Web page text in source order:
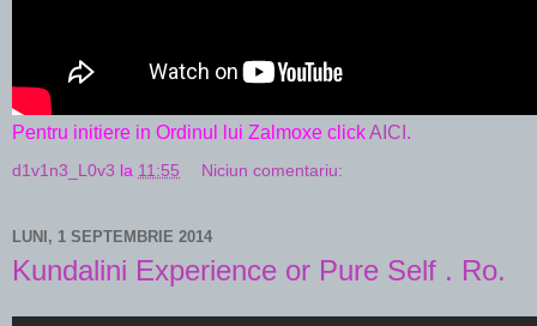
Pentru initiere in Ordinul lui Zalmoxe clickAICI .
d1v1n3_L0v3 la 11:55 Niciun comentariu:
LUNI, 1 SEPTEMBRIE 2014
Kundalini Experience or Pure Self . Ro.